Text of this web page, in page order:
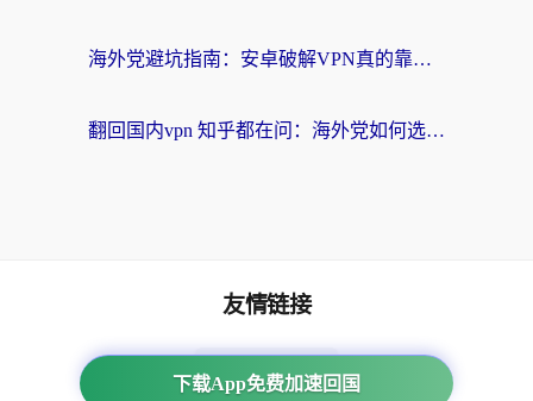
海外党避坑指南：安卓破解VPN真的靠谱吗？教你选对回国加速器无缝刷国内资源
翻回国内vpn 知乎都在问：海外党如何选对加速器，无缝刷剧打游戏？
下载App免费加速回国
友情链接
海外回国加速器